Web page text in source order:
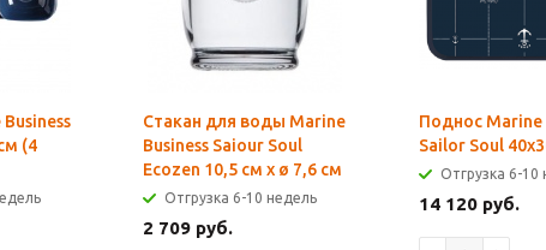
(4
Стакан для воды Marine
Business Saiour Soul
Ecozen 10,5 см x ø 7,6 см
Отгрузка 6-10 недель
2 709 руб.
Поднос Marine
Sailor Soul
Отгрузка 6-10
14 120 руб.